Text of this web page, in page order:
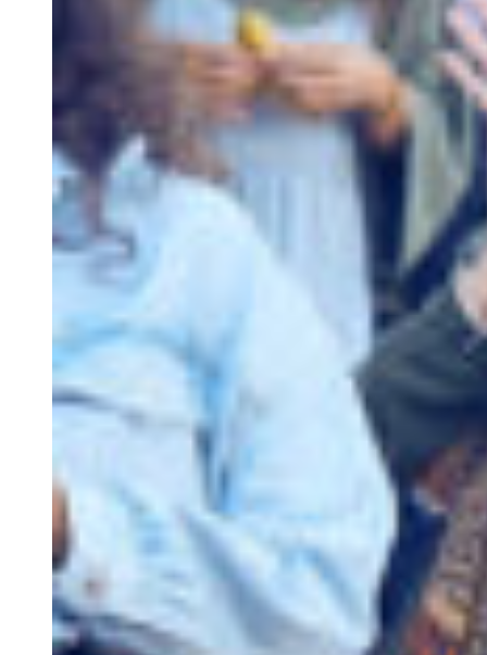
Discovery Kids Camp
Yoga and Fitness
Massages
Outdoors Activities
Rentals
Culture
S.E.R
The Algarve
Contact